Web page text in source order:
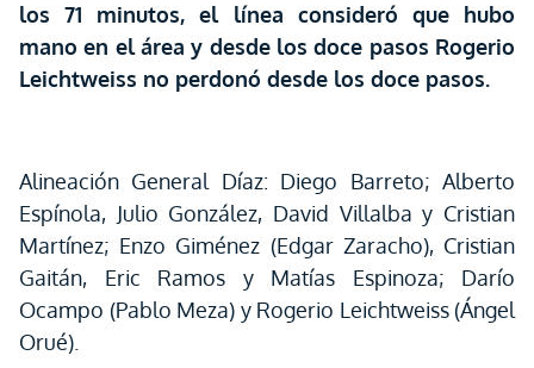
los 71 minutos, el línea consideró que hubo
mano en el área y desde los doce pasos Rogerio
Leichtweiss no perdonó desde los doce pasos.
Alineación General Díaz: Diego Barreto; Alberto
Espínola, Julio González, David Villalba y Cristian
Martínez; Enzo Giménez (Edgar Zaracho), Cristian
Gaitán, Eric Ramos y Matías Espinoza; Darío
Ocampo (Pablo Meza) y Rogerio Leichtweiss (Ángel
Orué).